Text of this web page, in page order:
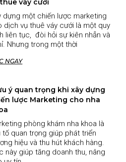
váy cưới
dựng một chiến lược marketing
dịch vụ thuê váy cưới là một quy
liên tục, đòi hỏi sự kiên nhẫn và
Nhưng trong một thời
NGAY
ý quan trọng khi xây dựng
lược Marketing cho nha
phòng khám nha khoa là
tố quan trọng giúp phát triển
hiệu và thu hút khách hàng.
này giúp tăng doanh thu, nâng